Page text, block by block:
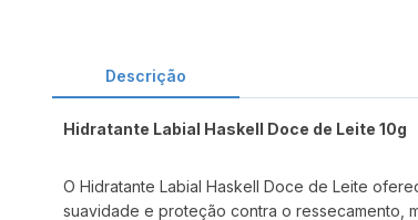
Descrição
Hidratante Labial Haskell Doce de Leite 10g
O Hidratante Labial Haskell Doce de Leite
suavidade e proteção contra o ressecamento,